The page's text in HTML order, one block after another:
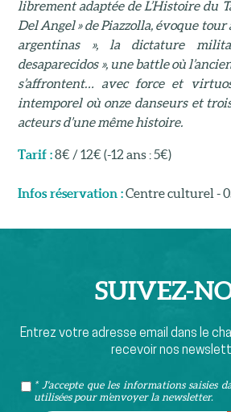
librement adaptée de L’Histoire du
Del Angel » de Piazzolla, évoque tour
argentinas », la dictature
desaparecidos », une battle où
s’affrontent… avec force et
intemporel où onze danseurs et
acteurs d’une même histoire.
Tarif :8€ / 12€ (-12 ans : 5€)
Infos réservation :Centre culturel -
SUIVEZ-
Entrez votre adresse email dans le
recevoir nos
* J'accepte que les informations saisies
utilisées pour m’envoyer la newsletter.